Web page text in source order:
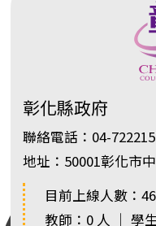
彰化縣政府
聯絡電話：04-
地址：50001彰化市
目前上線人數：46
教師：0 人 ｜ 學